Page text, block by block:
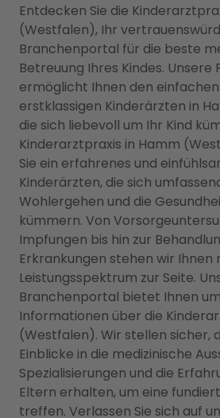
Entdecken Sie die
(Westfalen), Ihr
Branchenportal für die beste
Betreuung Ihres Kindes.
ermöglicht Ihnen den einfachen
erstklassigen Kinderärzten in
die sich liebevoll um Ihr Kind
Kinderarztpraxis in Hamm
Sie ein erfahrenes und
Kinderärzten, die sich
Wohlergehen und die
kümmern. Von
Impfungen bis hin zur
Erkrankungen stehen wir
Leistungsspektrum zur Seite.
Branchenportal bietet Ihnen
Informationen über die
(Westfalen). Wir stellen sicher,
Einblicke in die medizinische
Spezialisierungen und die
Eltern erhalten, um eine
treffen. Verlassen Sie sich auf